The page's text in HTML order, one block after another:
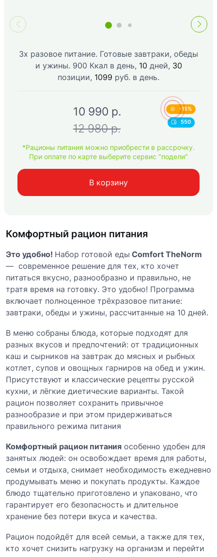
3х разовое питание. Готовые завтраки, обеды
и ужины. 900 Ккал в день, 10 дней, 30
позиции, 1099 руб. в день.
10 990 p.
12 980 p.
-15%
550
*Рационы питания можно приобрести в рассрочку.
При оплате по карте выберите сервис "подели"
В корзину
Комфортный рацион питания
Это удобно! Набор готовой еды Comfort TheNorm
— современное решение для тех, кто хочет
питаться вкусно, разнообразно и правильно, не
тратя время на готовку. Это удобно! Программа
включает полноценное трёхразовое питание:
завтраки, обеды и ужины, рассчитанные на 10 дней.
В меню собраны блюда, которые подходят для
разных вкусов и предпочтений: от традиционных
каш и сырников на завтрак до мясных и рыбных
котлет, супов и овощных гарниров на обед и ужин.
Присутствуют и классические рецепты русской
кухни, и лёгкие диетические варианты. Такой
рацион позволяет сохранить привычное
разнообразие и при этом придерживаться
правильного режима питания
Комфортный рацион питания особенно удобен для
занятых людей: он освобождает время для работы,
семьи и отдыха, снимает необходимость ежедневно
продумывать меню и покупать продукты. Каждое
блюдо тщательно приготовлено и упаковано, что
гарантирует его безопасность и длительное
хранение без потери вкуса и качества.
Рацион подойдёт для всей семьи, а также для тех,
кто хочет снизить нагрузку на организм и перейти